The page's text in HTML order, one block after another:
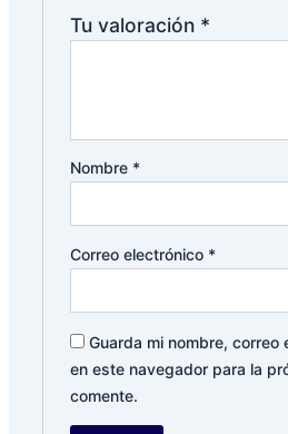
Tu valoración *
Nombre *
Correo electrónico *
Guarda mi nombre, correo
en este navegador para la
comente.